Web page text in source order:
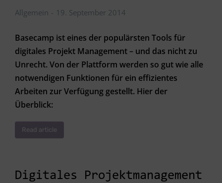
Allgemein 19. September 2014
Basecamp ist eines der populärsten Tools für
digitales Projekt Management – und das nicht zu
Unrecht. Von der Plattform werden so gut wie alle
notwendigen Funktionen für ein effizientes
Arbeiten zur Verfügung gestellt. Hier der
Überblick:
Read article
Digitales Projektmanagement